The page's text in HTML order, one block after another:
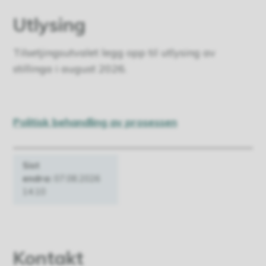
Utlysing
Tilsetjingsutvalet legg opp til utlysing av
stillinga i august 2026.
Politisk behandling av prosessen
Sist
endra
Kontakt